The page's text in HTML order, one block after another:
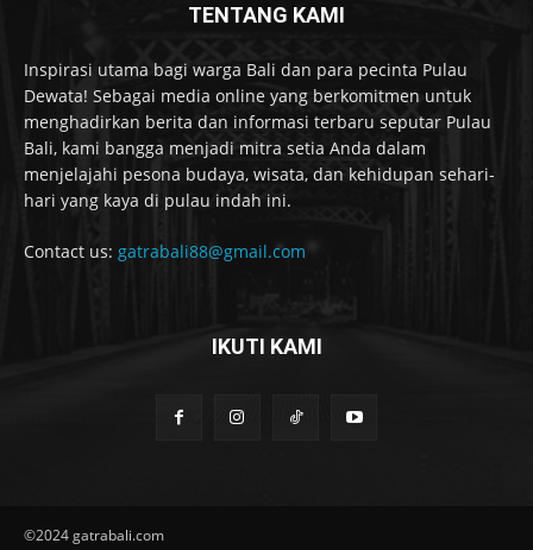
TENTANG KAMI
Inspirasi utama bagi warga Bali dan para pecinta Pulau
Dewata! Sebagai media online yang berkomitmen untuk
menghadirkan berita dan informasi terbaru seputar Pulau
Bali, kami bangga menjadi mitra setia Anda dalam
menjelajahi pesona budaya, wisata, dan kehidupan sehari-
hari yang kaya di pulau indah ini.
Contact us: gatrabali88@gmail.com
IKUTI KAMI
©2024 gatrabali.com